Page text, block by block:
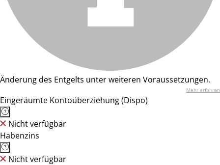
Änderung des Entgelts unter weiteren Voraussetzungen.
Mehr erfahren
Eingeräumte Kontoüberziehung (Dispo)
Nicht verfügbar
Habenzins
Nicht verfügbar